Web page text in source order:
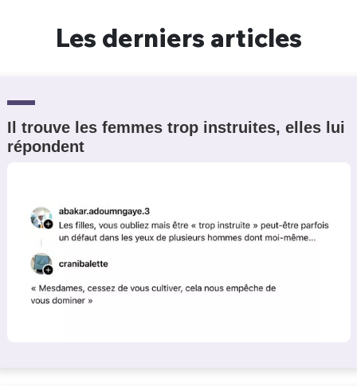
Les derniers articles
Il trouve les femmes trop instruites, elles lui
répondent
Un Thread